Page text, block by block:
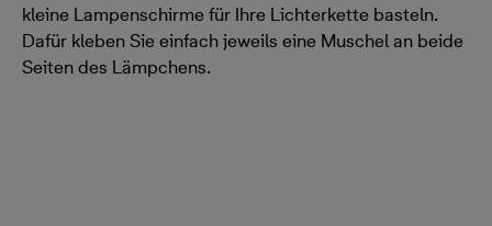
kleine Lampenschirme für Ihre Lichterkette basteln.
Dafür kleben Sie einfach jeweils eine Muschel an beide
Seiten des Lämpchens.